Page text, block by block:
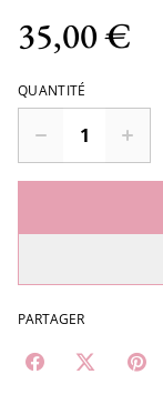
35,00 €
QUANTITÉ
PARTAGER